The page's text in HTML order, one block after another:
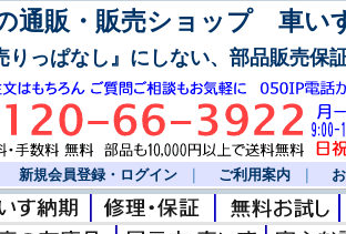
販・販売ショップ 車い
りっぱなし』にしない、部品販売保
新規会員登録・ログイン ご利用案内